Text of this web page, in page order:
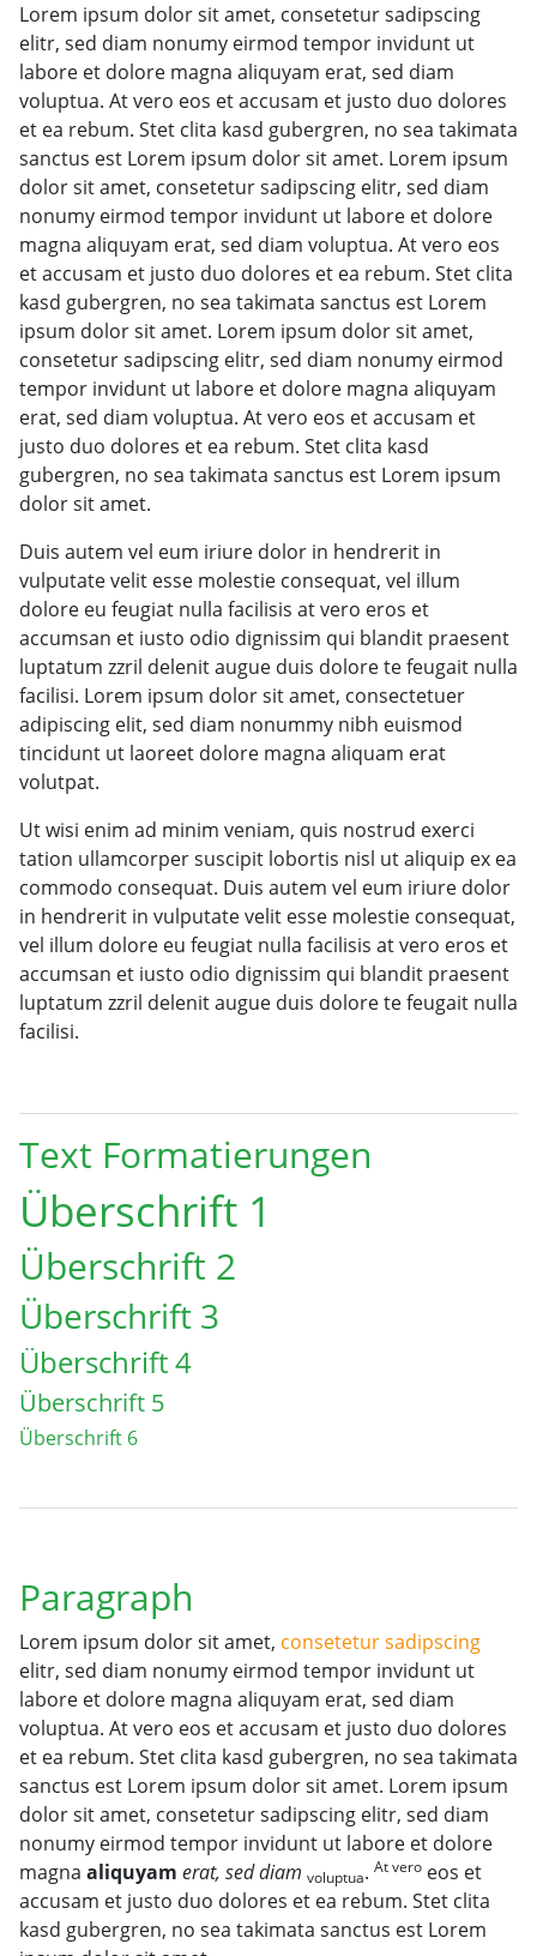
Lorem ipsum dolor sit amet, consetetur sadipscing
elitr, sed diam nonumy eirmod tempor invidunt ut
labore et dolore magna aliquyam erat, sed diam
voluptua. At vero eos et accusam et justo duo dolores
et ea rebum. Stet clita kasd gubergren, no sea takimata
sanctus est Lorem ipsum dolor sit amet. Lorem ipsum
dolor sit amet, consetetur sadipscing elitr, sed diam
nonumy eirmod tempor invidunt ut labore et dolore
magna aliquyam erat, sed diam voluptua. At vero eos
et accusam et justo duo dolores et ea rebum. Stet clita
kasd gubergren, no sea takimata sanctus est Lorem
ipsum dolor sit amet. Lorem ipsum dolor sit amet,
consetetur sadipscing elitr, sed diam nonumy eirmod
tempor invidunt ut labore et dolore magna aliquyam
erat, sed diam voluptua. At vero eos et accusam et
justo duo dolores et ea rebum. Stet clita kasd
gubergren, no sea takimata sanctus est Lorem ipsum
dolor sit amet.
Duis autem vel eum iriure dolor in hendrerit in
vulputate velit esse molestie consequat, vel illum
dolore eu feugiat nulla facilisis at vero eros et
accumsan et iusto odio dignissim qui blandit praesent
luptatum zzril delenit augue duis dolore te feugait nulla
facilisi. Lorem ipsum dolor sit amet, consectetuer
adipiscing elit, sed diam nonummy nibh euismod
tincidunt ut laoreet dolore magna aliquam erat
volutpat.
Ut wisi enim ad minim veniam, quis nostrud exerci
tation ullamcorper suscipit lobortis nisl ut aliquip ex ea
commodo consequat. Duis autem vel eum iriure dolor
in hendrerit in vulputate velit esse molestie consequat,
vel illum dolore eu feugiat nulla facilisis at vero eros et
accumsan et iusto odio dignissim qui blandit praesent
luptatum zzril delenit augue duis dolore te feugait nulla
facilisi.
Text Formatierungen
Überschrift 1
Überschrift 2
Überschrift 3
Überschrift 4
Überschrift 5
Überschrift 6
Paragraph
Lorem ipsum dolor sit amet, consetetur sadipscing
elitr, sed diam nonumy eirmod tempor invidunt ut
labore et dolore magna aliquyam erat, sed diam
voluptua. At vero eos et accusam et justo duo dolores
et ea rebum. Stet clita kasd gubergren, no sea takimata
sanctus est Lorem ipsum dolor sit amet. Lorem ipsum
dolor sit amet, consetetur sadipscing elitr, sed diam
nonumy eirmod tempor invidunt ut labore et dolore
magna aliquyam erat, sed diam voluptua. At vero eos et
accusam et justo duo dolores et ea rebum. Stet clita
kasd gubergren, no sea takimata sanctus est Lorem